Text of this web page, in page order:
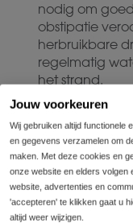
Jouw voorkeuren
Wij gebruiken altijd functionele
en gegevens verzamelen om
maken. Met deze cookies en
onze website en elders volgen
website, advertenties en
'accepteren' te klikken gaat u
altijd weer wijzigen.
nodig om
obstipatie
herbruikbare
regelmatig
het strand.
Op vakantie
onze favoriete
ook één of
pakken. Denk
zachte broek
ruimvallende